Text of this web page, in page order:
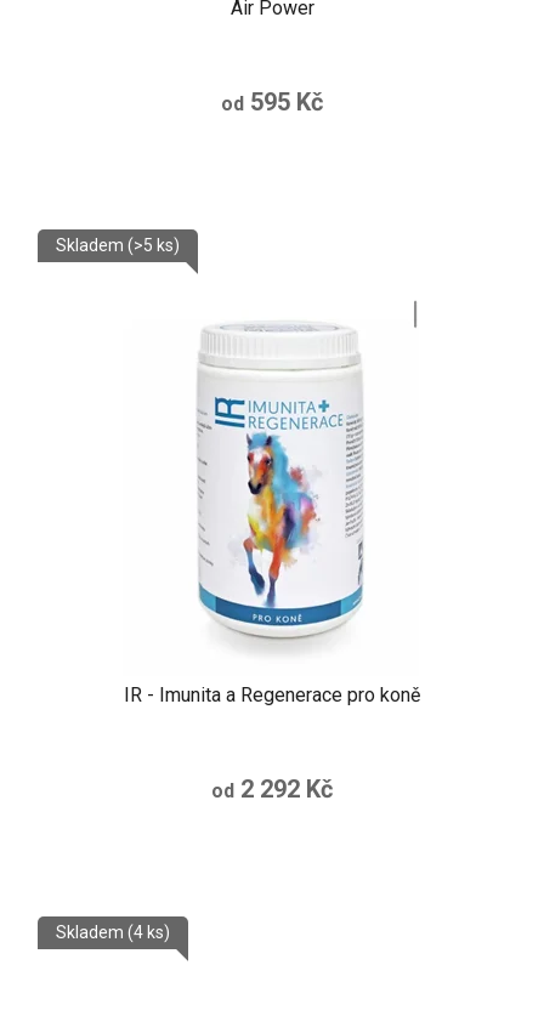
Air Power
od 595 Kč
IR - Imunita a Regenerace pro koně
Skladem (>5 ks)
od 2 292 Kč
Skladem (4 ks)